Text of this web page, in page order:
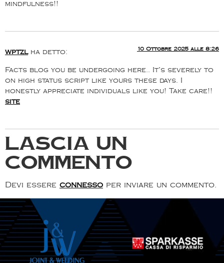
mindfulness!!
wptzl ha detto: 10 Ottobre 2025 alle 8:26
Facts blog you be undergoing here.. It’s severely to
on high status script like yours these days. I
honestly appreciate individuals like you! Take care!!
site
Lascia un
commento
Devi essere connesso per inviare un commento.